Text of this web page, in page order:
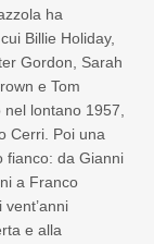
ha
Billie Holiday,
Gordon, Sarah
e Tom
lontano 1957,
Cerri. Poi una
fianco: da Gianni
a Franco
e alla